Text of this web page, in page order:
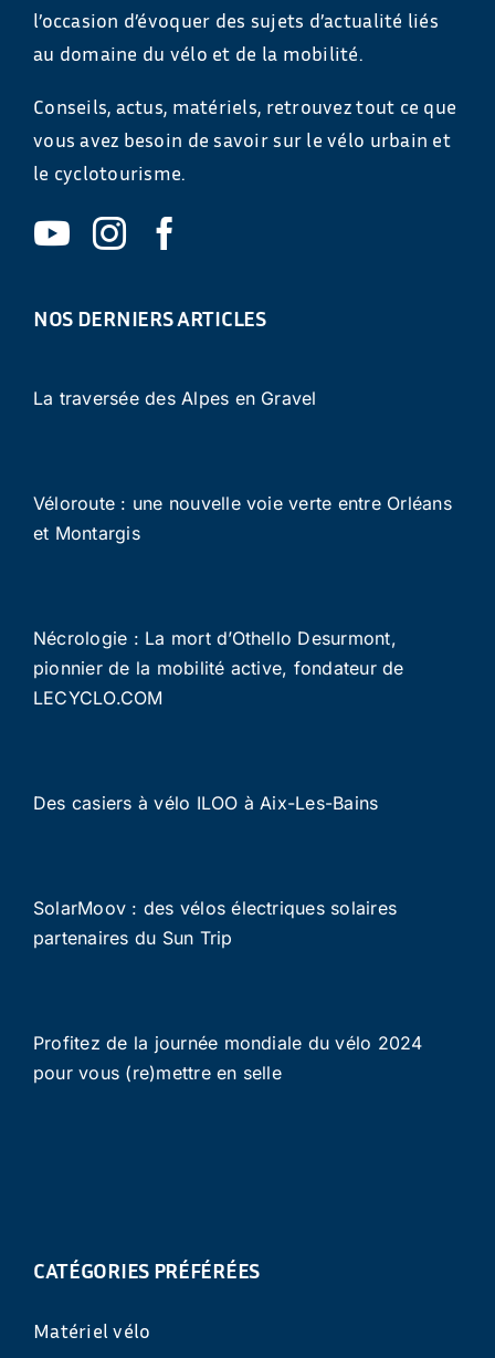
l’occasion d’évoquer des sujets d’actualité liés
au domaine du vélo et de la mobilité.
Conseils, actus, matériels, retrouvez tout ce que
vous avez besoin de savoir sur le vélo urbain et
le cyclotourisme.
NOS DERNIERS ARTICLES
La traversée des Alpes en Gravel
Véloroute : une nouvelle voie verte entre Orléans
et Montargis
Nécrologie : La mort d’Othello Desurmont,
pionnier de la mobilité active, fondateur de
LECYCLO.COM
Des casiers à vélo ILOO à Aix-Les-Bains
SolarMoov : des vélos électriques solaires
partenaires du Sun Trip
Profitez de la journée mondiale du vélo 2024
pour vous (re)mettre en selle
CATÉGORIES PRÉFÉRÉES
Matériel vélo